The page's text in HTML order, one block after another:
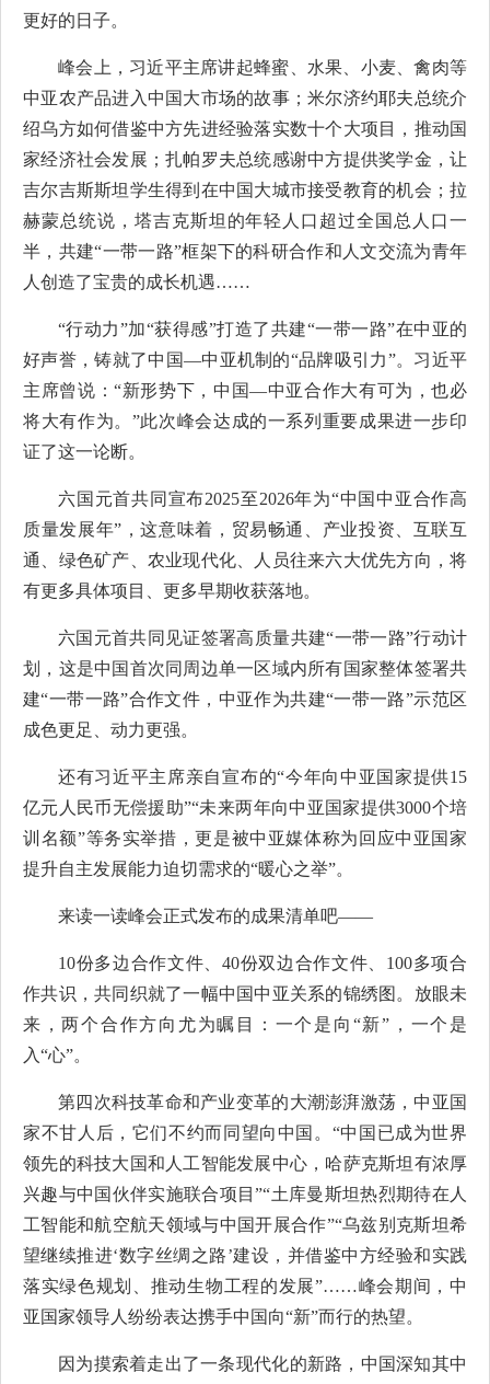
更好的日子。
峰会上，习近平主席讲起蜂蜜、水果、小麦、禽肉等
中亚农产品进入中国大市场的故事；米尔济约耶夫总统介
绍乌方如何借鉴中方先进经验落实数十个大项目，推动国
家经济社会发展；扎帕罗夫总统感谢中方提供奖学金，让
吉尔吉斯斯坦学生得到在中国大城市接受教育的机会；拉
赫蒙总统说，塔吉克斯坦的年轻人口超过全国总人口一
半，共建“一带一路”框架下的科研合作和人文交流为青年
人创造了宝贵的成长机遇……
“行动力”加“获得感”打造了共建“一带一路”在中亚的
好声誉，铸就了中国—中亚机制的“品牌吸引力”。习近平
主席曾说：“新形势下，中国—中亚合作大有可为，也必
将大有作为。”此次峰会达成的一系列重要成果进一步印
证了这一论断。
六国元首共同宣布2025至2026年为“中国中亚合作高
质量发展年”，这意味着，贸易畅通、产业投资、互联互
通、绿色矿产、农业现代化、人员往来六大优先方向，将
有更多具体项目、更多早期收获落地。
六国元首共同见证签署高质量共建“一带一路”行动计
划，这是中国首次同周边单一区域内所有国家整体签署共
建“一带一路”合作文件，中亚作为共建“一带一路”示范区
成色更足、动力更强。
还有习近平主席亲自宣布的“今年向中亚国家提供15
亿元人民币无偿援助”“未来两年向中亚国家提供3000个培
训名额”等务实举措，更是被中亚媒体称为回应中亚国家
提升自主发展能力迫切需求的“暖心之举”。
来读一读峰会正式发布的成果清单吧——
10份多边合作文件、40份双边合作文件、100多项合
作共识，共同织就了一幅中国中亚关系的锦绣图。放眼未
来，两个合作方向尤为瞩目：一个是向“新”，一个是
入“心”。
第四次科技革命和产业变革的大潮澎湃激荡，中亚国
家不甘人后，它们不约而同望向中国。“中国已成为世界
领先的科技大国和人工智能发展中心，哈萨克斯坦有浓厚
兴趣与中国伙伴实施联合项目”“土库曼斯坦热烈期待在人
工智能和航空航天领域与中国开展合作”“乌兹别克斯坦希
望继续推进‘数字丝绸之路’建设，并借鉴中方经验和实践
落实绿色规划、推动生物工程的发展”……峰会期间，中
亚国家领导人纷纷表达携手中国向“新”而行的热望。
因为摸索着走出了一条现代化的新路，中国深知其中